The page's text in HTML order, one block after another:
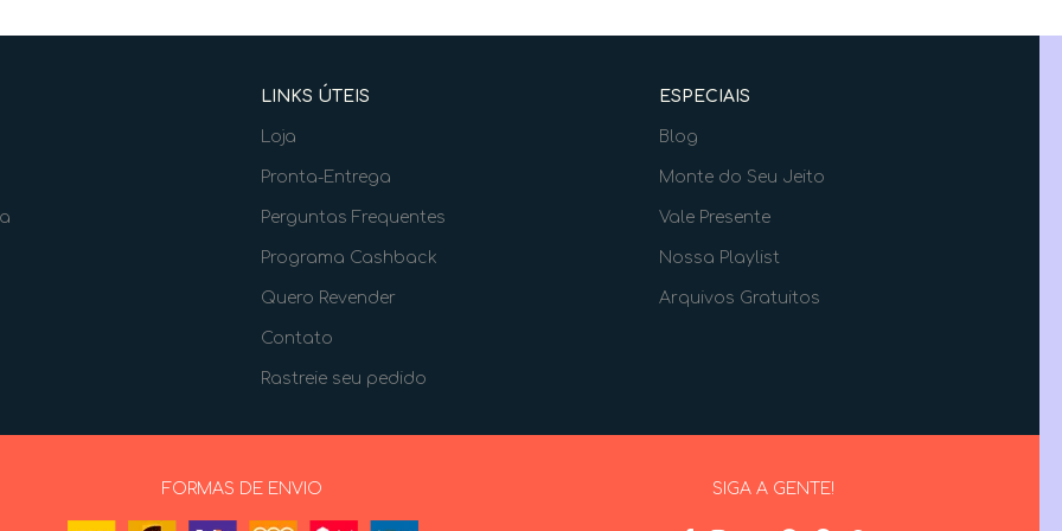
LINKS ÚTEIS
Loja
Pronta-Entrega
Perguntas Frequentes
Programa Cashback
Quero Revender
Contato
Rastreie seu pedido
ESPECIAIS
Blog
Monte do Seu Jeito
Vale Presente
Nossa Playlist
Arquivos Gratuitos
FORMAS DE ENVIO SIGA A GENTE!